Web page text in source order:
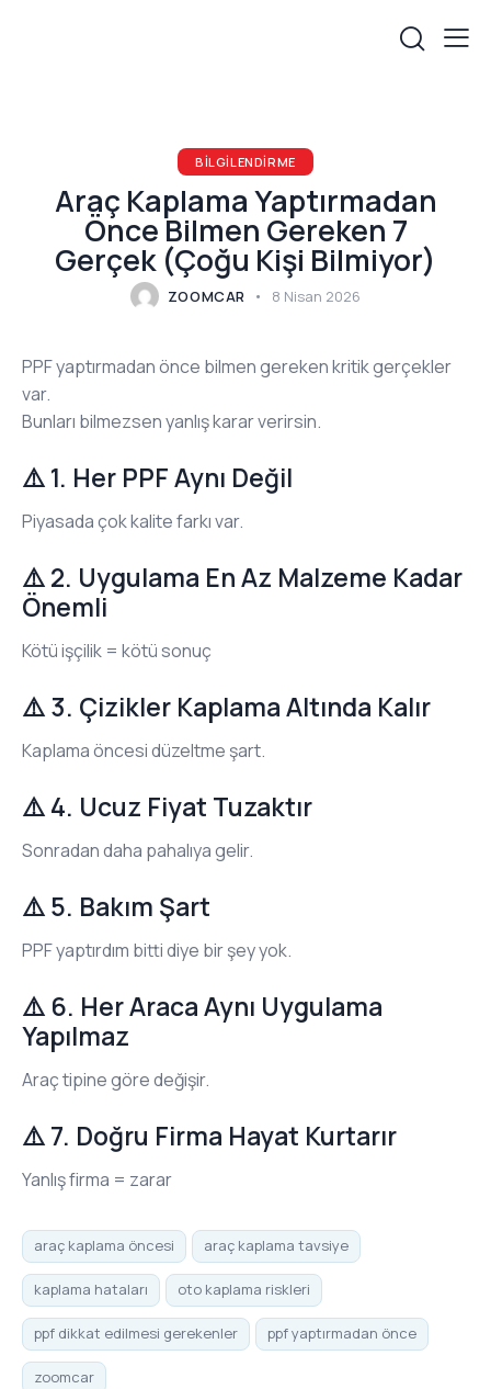
BILGILENDIRME
Araç Kaplama Yaptırmadan
Önce Bilmen Gereken 7
Gerçek (Çoğu Kişi Bilmiyor)
ZOOMCAR 8 Nisan 2026
PPF yaptırmadan önce bilmen gereken kritik gerçekler
var.
Bunları bilmezsen yanlış karar verirsin.
⚠️ 1. Her PPF Aynı Değil
Piyasada çok kalite farkı var.
⚠️ 2. Uygulama En Az Malzeme Kadar
Önemli
Kötü işçilik = kötü sonuç
⚠️ 3. Çizikler Kaplama Altında Kalır
Kaplama öncesi düzeltme şart.
⚠️ 4. Ucuz Fiyat Tuzaktır
Sonradan daha pahalıya gelir.
⚠️ 5. Bakım Şart
PPF yaptırdım bitti diye bir şey yok.
⚠️ 6. Her Araca Aynı Uygulama
Yapılmaz
Araç tipine göre değişir.
⚠️ 7. Doğru Firma Hayat Kurtarır
Yanlış firma = zarar
araç kaplama öncesi araç kaplama tavsiye
kaplama hataları oto kaplama riskleri
ppf dikkat edilmesi gerekenler ppf yaptırmadan önce
zoomcar